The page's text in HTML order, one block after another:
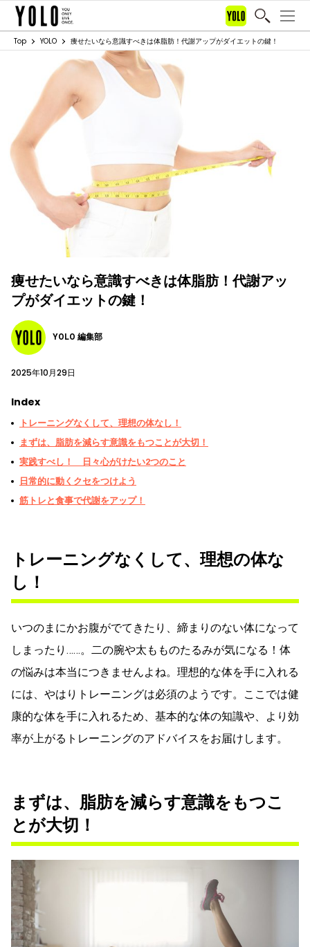
Top YOLO 痩せたいなら意識すべきは体脂肪！代謝アップがダイエットの鍵！
痩せたいなら意識すべきは体脂肪！代謝アッ
プがダイエットの鍵！
YOLO 編集部
2025年10月29日
Index
トレーニングなくして、理想の体なし！
まずは、脂肪を減らす意識をもつことが大切！
実践すべし！ 日々心がけたい2つのこと
日常的に動くクセをつけよう
筋トレと食事で代謝をアップ！
トレーニングなくして、理想の体な
し！
いつのまにかお腹がでてきたり、締まりのない体になって
しまったり……。二の腕や太もものたるみが気になる！体
の悩みは本当につきませんよね。理想的な体を手に入れる
には、やはりトレーニングは必須のようです。ここでは健
康的な体を手に入れるため、基本的な体の知識や、より効
率が上がるトレーニングのアドバイスをお届けします。
まずは、脂肪を減らす意識をもつこ
とが大切！